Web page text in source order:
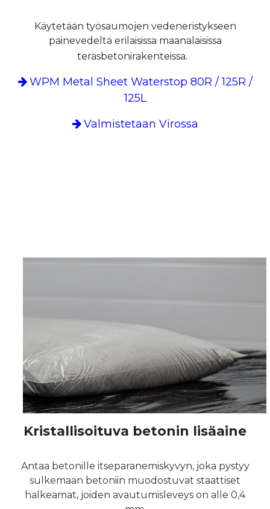
Käytetään työsaumojen vedeneristykseen
painevedeltä erilaisissa maanalaisissa
teräsbetonirakenteissa.
WPM Metal Sheet Waterstop 80R / 125R /
125L
Valmistetaan Virossa
Kristallisoituva betonin lisäaine
Antaa betonille itseparanemiskyvyn, joka pystyy
sulkemaan betoniin muodostuvat staattiset
halkeamat, joiden avautumisleveys on alle 0,4